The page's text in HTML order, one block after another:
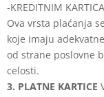
-KREDITNIM
Ova vrsta plaćanja
koje imaju
od strane poslovne
celosti.
3. PLATNE KARTICE